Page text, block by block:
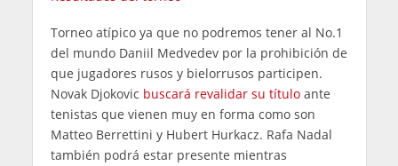
Torneo atípico ya que no podremos tener al No.1
del mundo Daniil Medvedev por la prohibición de
que jugadores rusos y bielorrusos participen.
Novak Djokovic buscará revalidar su títuloante
tenistas que vienen muy en forma como son
Matteo Berrettini y Hubert Hurkacz. Rafa Nadal
también podrá estar presente mientras